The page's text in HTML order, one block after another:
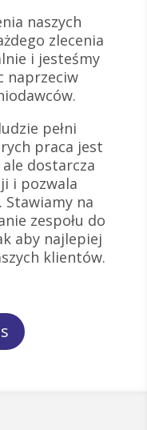
naszych
zlecenia
i jesteśmy
naprzeciw
pełni
praca jest
dostarcza
i pozwala
Stawiamy na
zespołu do
aby najlepiej
klientów.